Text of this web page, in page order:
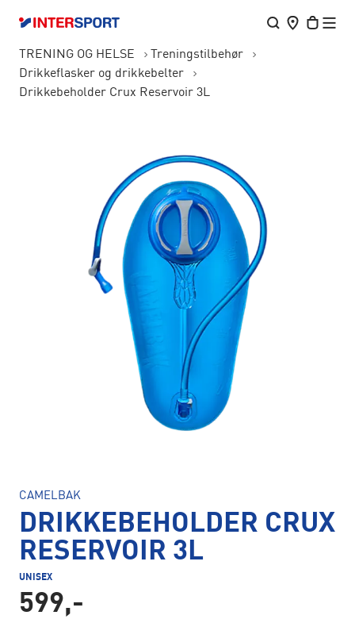
TRENING OG HELSE
Treningstilbehør
Drikkeflasker og drikkebelter
Drikkebeholder Crux Reservoir 3L
CAMELBAK
DRIKKEBEHOLDER CRUX
RESERVOIR 3L
UNISEX
599,-